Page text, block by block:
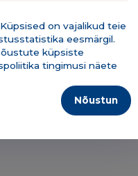
on vajalikud teie
eesmärgil.
küpsiste
tingimusi näete
Nõustun
infoLisainfo